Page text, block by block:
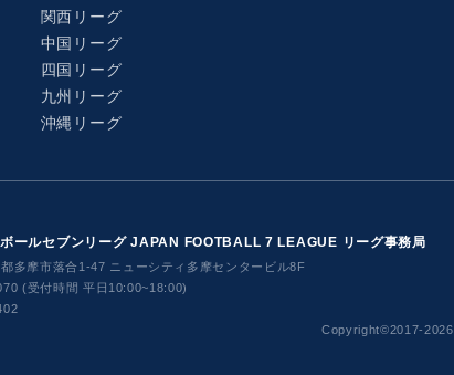
関西リーグ
中国リーグ
四国リーグ
九州リーグ
沖縄リーグ
ールセブンリーグ JAPAN FOOTBALL 7 LEAGUE リーグ事務局
多摩市落合1-47 ニューシティ多摩センタービル8F
(受付時間 平日10:00~18:00)
​Copyright©2017-2026